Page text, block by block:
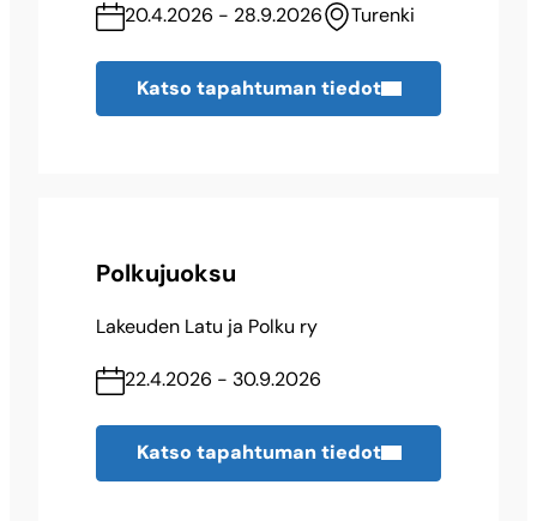
20.4.2026 - 28.9.2026 Turenki
Katso tapahtuman tiedot
Polkujuoksu
Lakeuden Latu ja Polku ry
22.4.2026 - 30.9.2026
Katso tapahtuman tiedot